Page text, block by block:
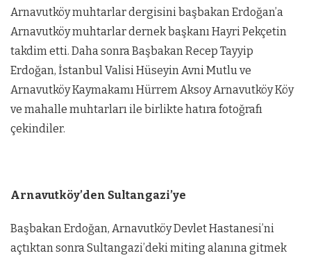
Arnavutköy muhtarlar dergisini başbakan Erdoğan’a
Arnavutköy muhtarlar dernek başkanı Hayri Pekçetin
takdim etti. Daha sonra Başbakan Recep Tayyip
Erdoğan, İstanbul Valisi Hüseyin Avni Mutlu ve
Arnavutköy Kaymakamı Hürrem Aksoy Arnavutköy Köy
ve mahalle muhtarları ile birlikte hatıra fotoğrafı
çekindiler.
Arnavutköy’den Sultangazi’ye
Başbakan Erdoğan, Arnavutköy Devlet Hastanesi’ni
açtıktan sonra Sultangazi’deki miting alanına gitmek